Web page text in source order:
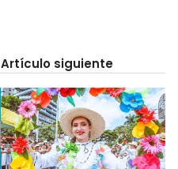
Artículo siguiente